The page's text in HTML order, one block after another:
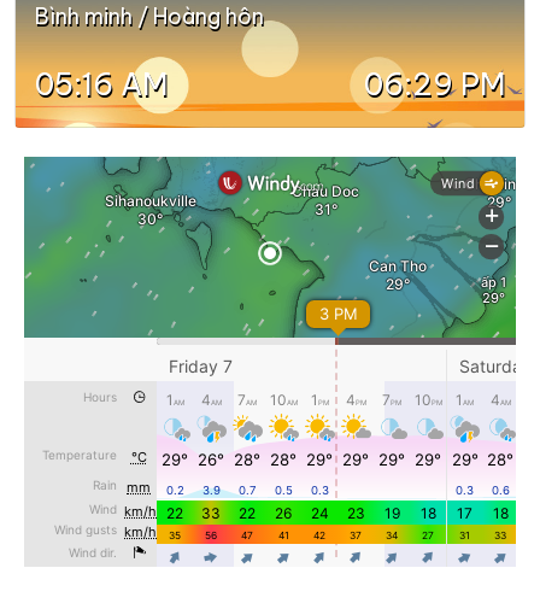
Bình minh / Hoàng hôn
05:16 AM 06:29 PM